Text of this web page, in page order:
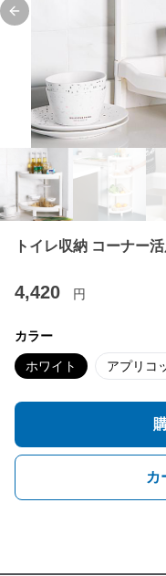
Previous slide
トイレ収納 コーナー
4,420 円
カラー
ホワイト アプリコ
カ